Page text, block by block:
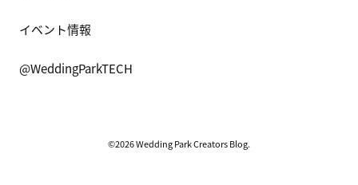
イベント情報
@WeddingParkTECH
©2026 Wedding Park Creators Blog.